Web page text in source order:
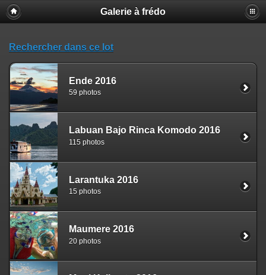
Galerie à frédo
Rechercher dans ce lot
Ende 2016
59 photos
Labuan Bajo Rinca Komodo 2016
115 photos
Larantuka 2016
15 photos
Maumere 2016
20 photos